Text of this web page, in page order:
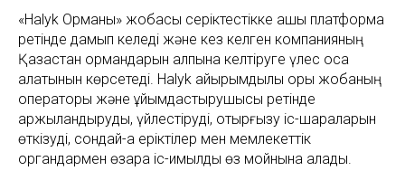
«Halyk Орманы» жобасы серіктестікке ашық платформа
ретінде дамып келеді және кез келген компанияның
Қазақстан ормандарын қалпына келтіруге үлес қоса
алатынын көрсетеді. Halyk қайырымдылық қоры жобаның
операторы және ұйымдастырушысы ретінде
қаржыландыруды, үйлестіруді, отырғызу іс-шараларын
өткізуді, сондай-ақ еріктілер мен мемлекеттік
органдармен өзара іс-қимылды өз мойнына алады.